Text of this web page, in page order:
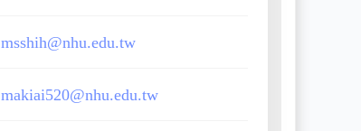
msshih@nhu.edu.tw
makiai520@nhu.edu.tw